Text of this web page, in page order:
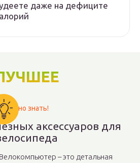
даже на дефиците
Важно знать!
аксессуаров для
– это детальная